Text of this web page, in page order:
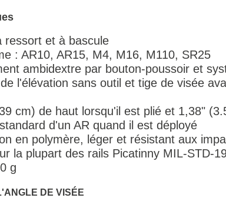
ressort et à bascule
: AR10, AR15, M4, M16, M110, SR25
ambidextre par bouton-poussoir et
l'élévation sans outil et tige de visée
cm) de haut lorsqu'il est plié et 1,38"
d'un AR quand il est déployé
en polymère, léger et résistant aux
la plupart des rails Picatinny MIL-STD-
g
DE VISÉE